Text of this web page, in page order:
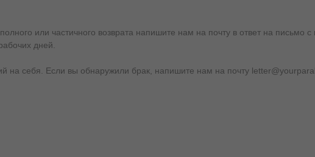
или частичного возврата напишите нам на почту в ответ на письмо
дней.
на себя. Если вы обнаружили брак, напишите нам на почту